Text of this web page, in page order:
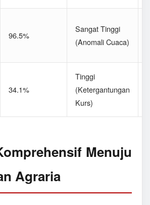
96.5%
Sangat Tinggi
(Anomali Cuaca)
34.1%
Tinggi
(Ketergantungan
Kurs)
Menuju
Agraria